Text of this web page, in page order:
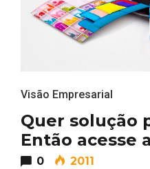
Visão Empresarial
Quer solução
Então acesse
0 2011